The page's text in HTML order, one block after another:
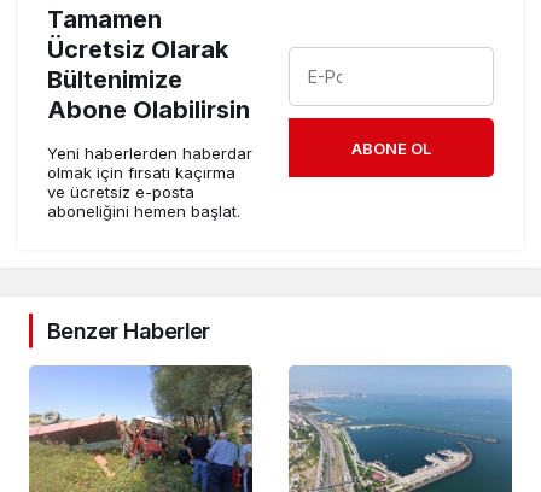
Tamamen
Ücretsiz Olarak
Bültenimize
Abone Olabilirsin
Yeni haberlerden haberdar
olmak için fırsatı kaçırma
ve ücretsiz e-posta
aboneliğini hemen başlat.
ABONE OL
Benzer Haberler